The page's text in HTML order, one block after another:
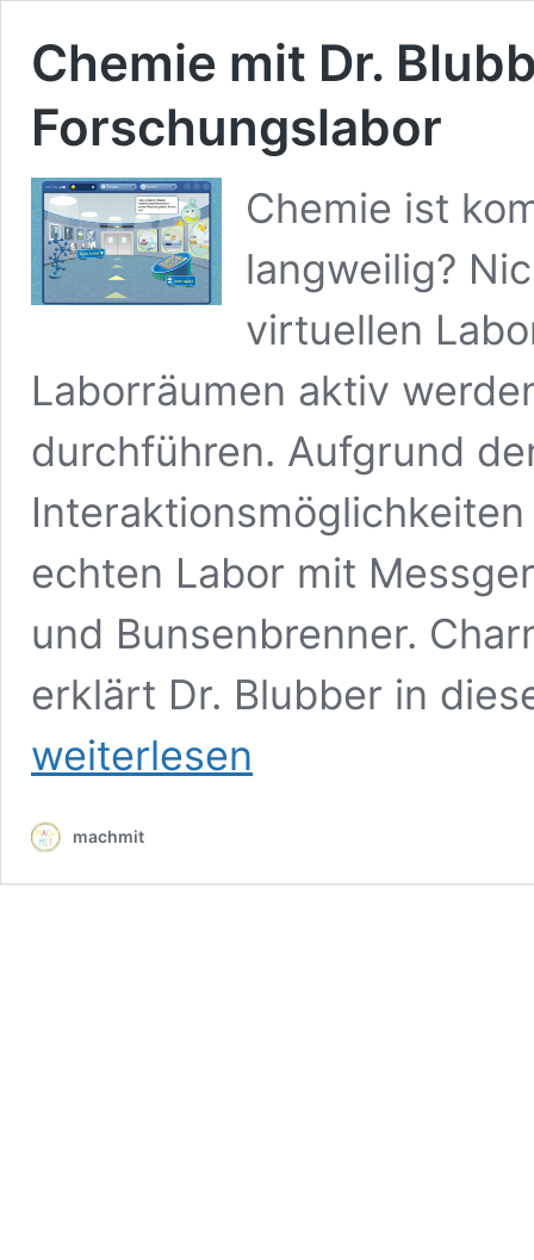
Chemie mit Dr.
Forschungslabor
Chemie ist
langweilig?
virtuellen
Laborräumen aktiv
durchführen. Aufgrund
echten Labor mit
und Bunsenbrenner.
erklärt Dr. Blubber in
weiterlesen
machmit